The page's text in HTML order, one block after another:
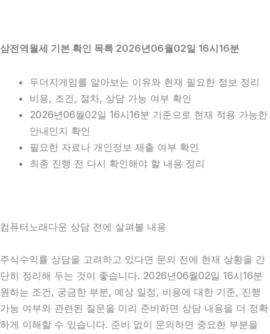
삼전역월세 기본 확인 목록 2026년06월02일 16시16분
두더지게임를 알아보는 이유와 현재 필요한 정보 정리
비용, 조건, 절차, 상담 가능 여부 확인
2026년06월02일 16시16분 기준으로 현재 적용 가능한
안내인지 확인
필요한 자료나 개인정보 제출 여부 확인
최종 진행 전 다시 확인해야 할 내용 정리
컴퓨터노래다운 상담 전에 살펴볼 내용
주식수익률 상담을 고려하고 있다면 문의 전에 현재 상황을 간
단히 정리해 두는 것이 좋습니다. 2026년06월02일 16시16분
원하는 조건, 궁금한 부분, 예상 일정, 비용에 대한 기준, 진행
가능 여부와 관련된 질문을 미리 준비하면 상담 내용을 더 정확
하게 이해할 수 있습니다. 준비 없이 문의하면 중요한 부분을